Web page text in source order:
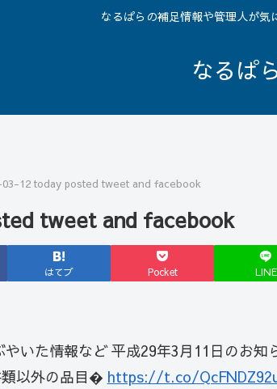
なるぱらの補足情報や管理人が
なるぱ
03-12 today posted tweet and facebook
tweet and facebook
はてブ Pocket LINE
いた情報など 平成29年3月11日のお知
以外の品目� https://t.co/